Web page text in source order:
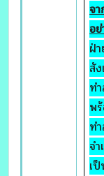
จ
อ
ฝ่
สั
ท
พ
ท
จ
เ